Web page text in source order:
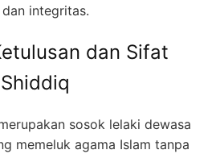
integritas.
dan Sifat
sosok lelaki dewasa
memeluk agama Islam tanpa